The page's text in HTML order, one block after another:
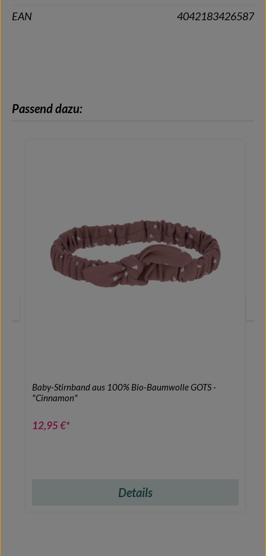
EAN 4042183426587
Produktgalerie überspringen
Passend dazu:
Baby-Stirnband aus 100% Bio-Baumwolle GOTS -
"Cinnamon"
12,95 €*
Details